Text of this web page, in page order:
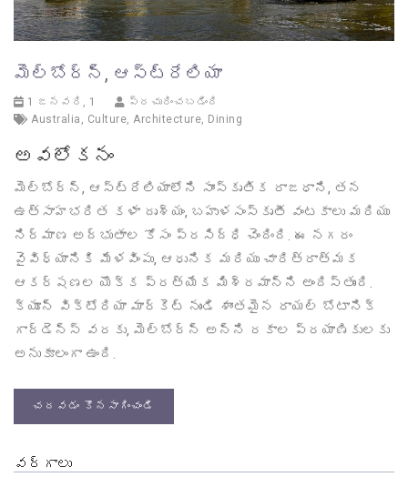
మెల్బోర్న్, ఆస్ట్రేలియా
1 జనవరి, 1
ప్రచురించబడింది
Australia , Culture, Architecture, Dining
అవలోకనం
మెల్బోర్న్, ఆస్ట్రేలియాలోని సాంస్కృతిక రాజధాని, తన
ఉత్సాహభరిత కళా దృశ్యం, బహుళసంస్కృతీ వంటకాలు మరియు
నిర్మాణ అద్భుతాల కోసం ప్రసిద్ధి చెందింది. ఈ నగరం
వైవిధ్యానికి మేళవింపు, ఆధునిక మరియు చారిత్రాత్మక
ఆకర్షణల యొక్క ప్రత్యేక మిశ్రమాన్ని అందిస్తుంది.
క్యూన్ విక్టోరియా మార్కెట్ నుండి శాంతమైన రాయల్ బోటానిక్
గార్డెన్స్ వరకు, మెల్బోర్న్ అన్ని రకాల ప్రయాణికులకు
అనుకూలంగా ఉంది.
చదవడం కొనసాగించండి
వర్గాలు